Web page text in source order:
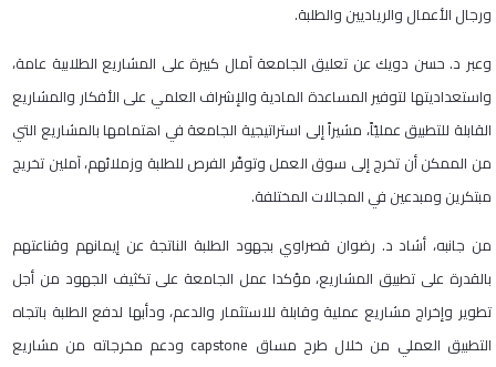
ورجال الأعمال والرياديين والطلبة.
وعبر د. حسن دويك عن تعليق الجامعة آمال كبيرة على المشاريع الطلابية عامة،
واستعداديتها لتوفير المساعدة المادية والإشراف العلمي على الأفكار والمشاريع
القابلة للتطبيق عمليّاً، مشيراً إلى استراتيجية الجامعة في اهتمامها بالمشاريع التي
من الممكن أن تخرج إلى سوق العمل وتوفّر الفرص للطلبة وزملائهم، آملين تخريج
مبتكرين ومبدعين في المجالات المختلفة.
من جانبه، أشاد د. رضوان قصراوي بجهود الطلبة الناتجة عن إيمانهم وقناعتهم
بالقدرة على تطبيق المشاريع، مؤكدا عمل الجامعة على تكثيف الجهود من أجل
تطوير وإخراج مشاريع عملية وقابلة للاستثمار والدعم، ودأبها لدفع الطلبة باتجاه
التطبيق العملي من خلال طرح مساق capstone ودعم مخرجاته من مشاريع